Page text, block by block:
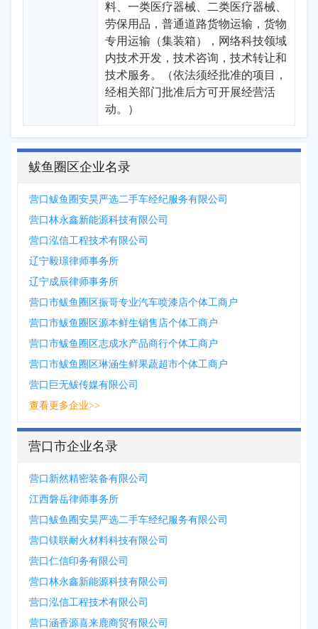
料、一类医疗器械、二类医疗器械、
劳保用品，普通道路货物运输，货物
专用运输（集装箱），网络科技领域
内技术开发，技术咨询，技术转让和
技术服务。（依法须经批准的项目，
经相关部门批准后方可开展经营活
动。）
鲅鱼圈区企业名录
营口鲅鱼圈安昊严选二手车经纪服务有限公司
营口林永鑫新能源科技有限公司
营口泓信工程技术有限公司
辽宁毅璟律师事务所
辽宁成辰律师事务所
营口市鲅鱼圈区振哥专业汽车喷漆店个体工商户
营口市鲅鱼圈区源本鲜生销售店个体工商户
营口市鲅鱼圈区志成水产品商行个体工商户
营口市鲅鱼圈区琳涵生鲜果蔬超市个体工商户
营口巨无鲅传媒有限公司
查看更多企业>>
营口市企业名录
营口新然精密装备有限公司
江西磐岳律师事务所
营口鲅鱼圈安昊严选二手车经纪服务有限公司
营口镁联耐火材料科技有限公司
营口仁信印务有限公司
营口林永鑫新能源科技有限公司
营口泓信工程技术有限公司
营口涵香源喜来鹿商贸有限公司